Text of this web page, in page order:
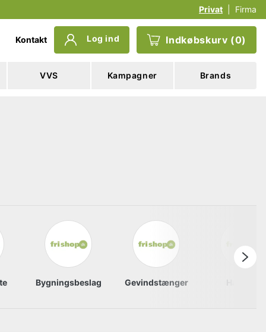
Privat Firma
Kontakt Log ind Indkøbskurv (0)
VVS Kampagner Brands
Bygningsbeslag Gevindstænger